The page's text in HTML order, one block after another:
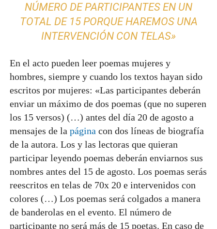
NÚMERO DE PARTICIPANTES EN UN
TOTAL DE 15 PORQUE HAREMOS UNA
INTERVENCIÓN CON TELAS»
En el acto pueden leer poemas mujeres y
hombres, siempre y cuando los textos hayan sido
escritos por mujeres: «Las participantes deberán
enviar un máximo de dos poemas (que no superen
los 15 versos) (…) antes del día 20 de agosto a
mensajes de la página con dos líneas de biografía
de la autora. Los y las lectoras que quieran
participar leyendo poemas deberán enviarnos sus
nombres antes del 15 de agosto. Los poemas serás
reescritos en telas de 70x 20 e intervenidos con
colores (…) Los poemas será colgados a manera
de banderolas en el evento. El número de
participante no será más de 15 poetas. En caso de